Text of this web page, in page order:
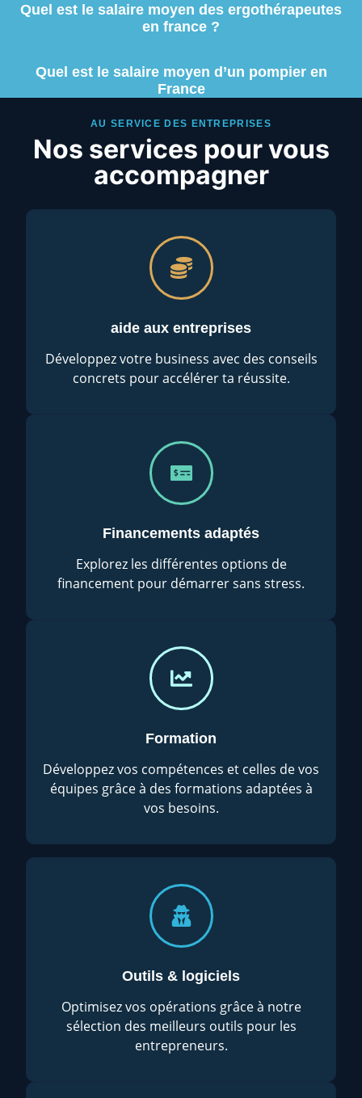
Quel est le salaire moyen des ergothérapeutes
en france ?
Quel est le salaire moyen d’un pompier en
France
AU SERVICE DES ENTREPRISES
Nos services pour vous
accompagner
aide aux entreprises
Développez votre business avec des conseils
concrets pour accélérer ta réussite.
Financements adaptés
Explorez les différentes options de
financement pour démarrer sans stress.
Formation
Développez vos compétences et celles de vos
équipes grâce à des formations adaptées à
vos besoins.
Outils & logiciels
Optimisez vos opérations grâce à notre
sélection des meilleurs outils pour les
entrepreneurs.